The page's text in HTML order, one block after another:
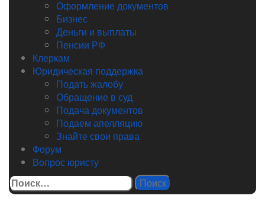
Оформление документов
Бизнес
Деньги и выплаты
Пенсии РФ
Клеркам
Юридическая поддержка
Подать жалобу
Обращение в суд
Подача документов
Подаем апелляцию
Знайте свои права
Форум
Вопрос юристу
Найти: